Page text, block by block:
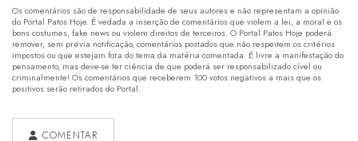
Os comentários são de responsabilidade de seus autores e não representam a opinião
do Portal Patos Hoje. É vedada a inserção de comentários que violem a lei, a moral e os
bons costumes, fake news ou violem direitos de terceiros. O Portal Patos Hoje poderá
remover, sem prévia notificação, comentários postados que não respeitem os critérios
impostos ou que estejam fora do tema da matéria comentada. É livre a manifestação do
pensamento, mas deve-se ter ciência de que poderá ser responsabilizado cível ou
criminalmente! Os comentários que receberem 100 votos negativos a mais que os
positivos serão retirados do Portal.
COMENTAR